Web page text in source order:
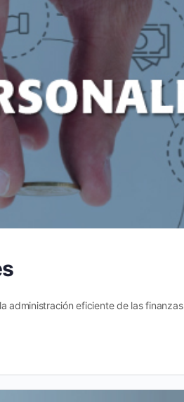
administración eficiente de las finanzas